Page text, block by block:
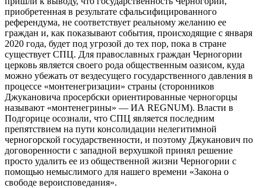
приобретенная в результате сфальсифицированного
референдума, не соответствует реальному желанию ее
граждан и, как показывают события, происходящие с января
2020 года, будет под угрозой до тех пор, пока в стране
существует СПЦ. Для православных граждан Черногории
церковь является своего рода общественным оазисом, куда
можно убежать от вездесущего государственного давления в
процессе «монтенегризации» страны (сторонников
Джукановича просербски ориентированные черногорцы
называют «монтенегрины» — ИА REGNUM). Власти в
Подгорице осознали, что СПЦ является последним
препятствием на пути консолидации нелегитимной
черногорской государственности, и поэтому Джуканович по
договоренности с западной верхушкой принял решение
просто удалить ее из общественной жизни Черногории с
помощью немыслимого для нашего времени «Закона о
свободе вероисповедания».